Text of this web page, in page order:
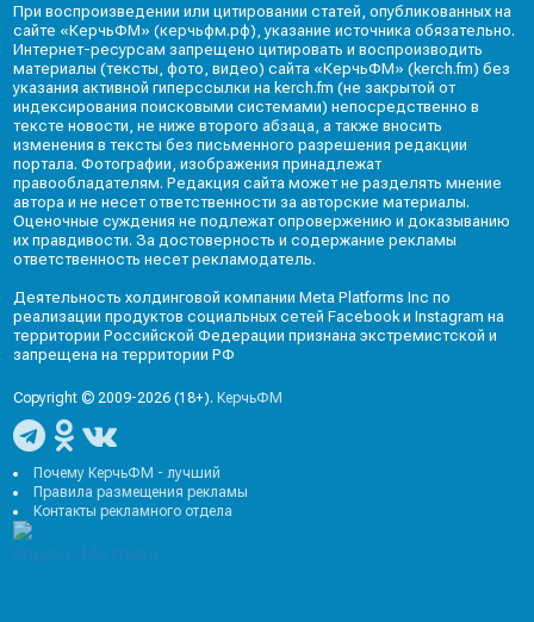
При воспроизведении или цитировании статей, опубликованных на
сайте «КерчьФМ» (керчьфм.рф), указание источника обязательно.
Интернет-ресурсам запрещено цитировать и воспроизводить
материалы (тексты, фото, видео) сайта «КерчьФМ» (kerch.fm) без
указания активной гиперссылки на kerch.fm (не закрытой от
индексирования поисковыми системами) непосредственно в
тексте новости, не ниже второго абзаца, а также вносить
изменения в тексты без письменного разрешения редакции
портала. Фотографии, изображения принадлежат
правообладателям. Редакция сайта может не разделять мнение
автора и не несет ответственности за авторские материалы.
Оценочные суждения не подлежат опровержению и доказыванию
их правдивости. За достоверность и содержание рекламы
ответственность несет рекламодатель.
Деятельность холдинговой компании Meta Platforms Inc по
реализации продуктов социальных сетей Facebook и Instagram на
территории Российской Федерации признана экстремистской и
запрещена на территории РФ
Copyright © 2009-2026 (18+).КерчьФМ
Почему КерчьФМ - лучший
Правила размещения рекламы
Контакты рекламного отдела